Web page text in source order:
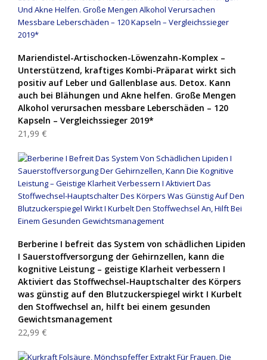
Mariendistel-Artischocken-Löwenzahn-Komplex –
Unterstützend, kraftiges Kombi-Präparat wirkt sich
positiv auf Leber und Gallenblase aus. Detox. Kann
auch bei Blähungen und Akne helfen. Große Mengen
Alkohol verursachen messbare Leberschäden – 120
Kapseln – Vergleichssieger 2019*
21,99 €
Berberine I befreit das System von schädlichen Lipiden
I Sauerstoffversorgung der Gehirnzellen, kann die
kognitive Leistung – geistige Klarheit verbessern I
Aktiviert das Stoffwechsel-Hauptschalter des Körpers
was günstig auf den Blutzuckerspiegel wirkt I Kurbelt
den Stoffwechsel an, hilft bei einem gesunden
Gewichtsmanagement
22,99 €